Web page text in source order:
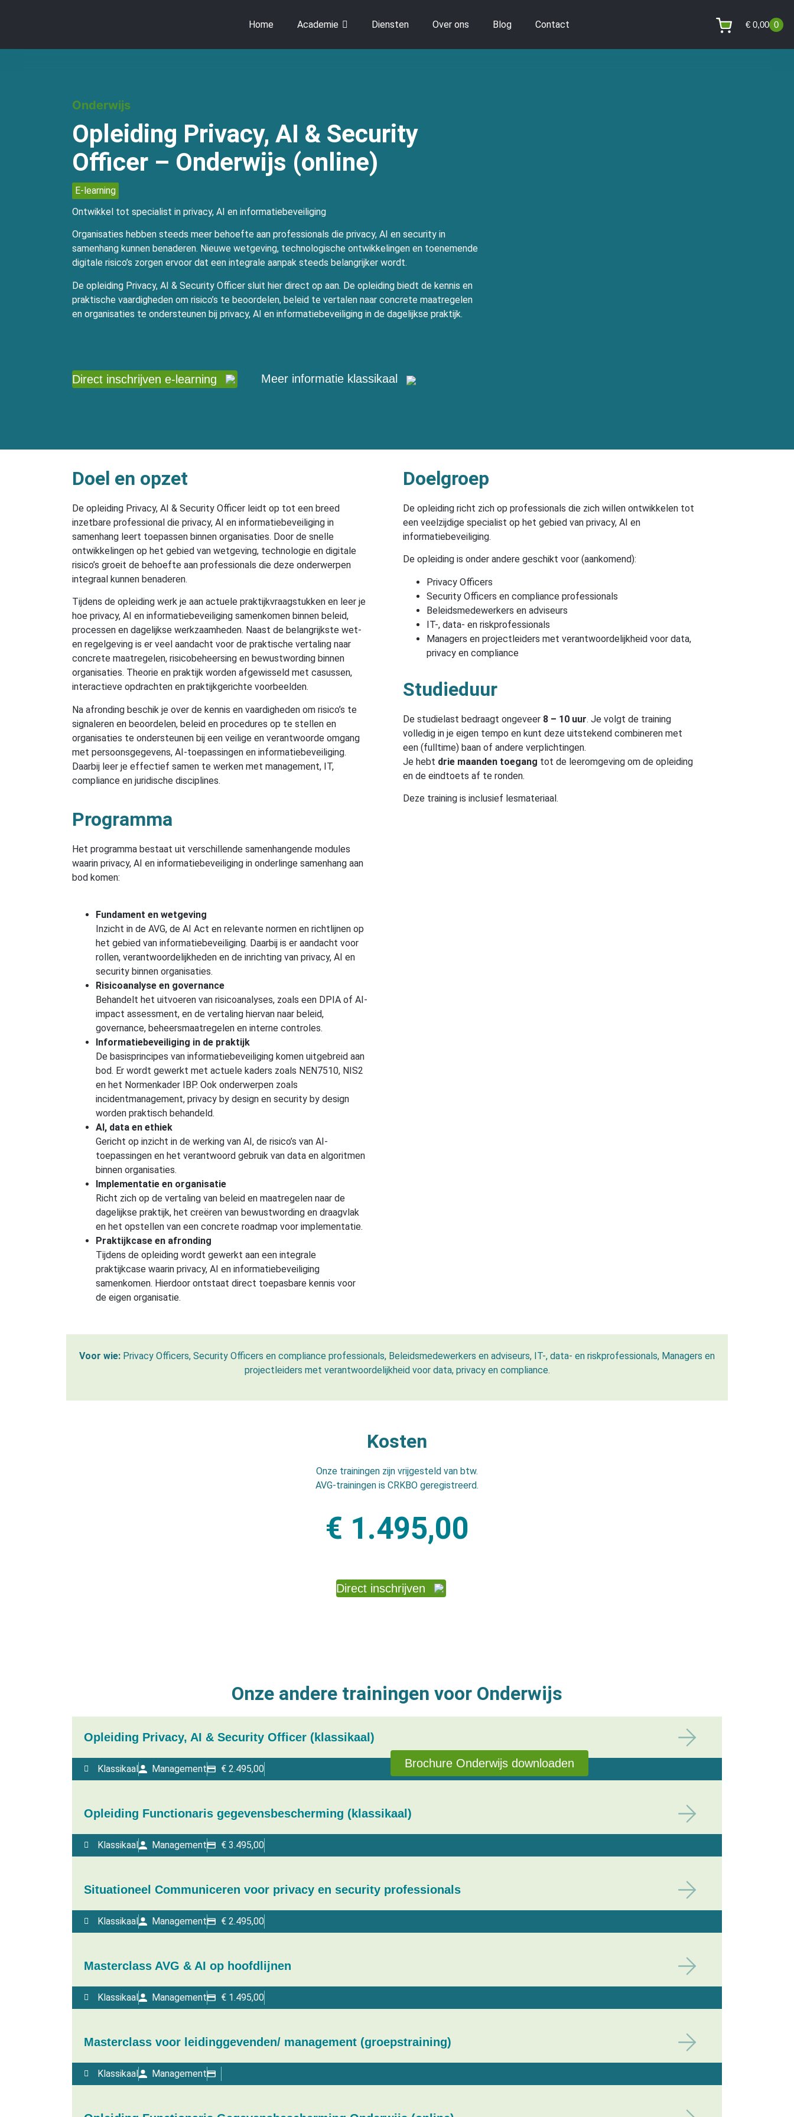
Home Academie Diensten Over ons Blog Contact € 0,00 0
Onderwijs
Opleiding Privacy, AI & Security
Officer – Onderwijs (online)
E-learning
Ontwikkel tot specialist in privacy, AI en informatiebeveiliging
Organisaties hebben steeds meer behoefte aan professionals die privacy, AI en security in
samenhang kunnen benaderen. Nieuwe wetgeving, technologische ontwikkelingen en toenemende
digitale risico’s zorgen ervoor dat een integrale aanpak steeds belangrijker wordt.
De opleiding Privacy, AI & Security Officer sluit hier direct op aan. De opleiding biedt de kennis en
praktische vaardigheden om risico’s te beoordelen, beleid te vertalen naar concrete maatregelen
en organisaties te ondersteunen bij privacy, AI en informatiebeveiliging in de dagelijkse praktijk.
Direct inschrijven e-learning Meer informatie klassikaal
Doel en opzet
De opleiding Privacy, AI & Security Officer leidt op tot een breed
inzetbare professional die privacy, AI en informatiebeveiliging in
samenhang leert toepassen binnen organisaties. Door de snelle
ontwikkelingen op het gebied van wetgeving, technologie en digitale
risico’s groeit de behoefte aan professionals die deze onderwerpen
integraal kunnen benaderen.
Tijdens de opleiding werk je aan actuele praktijkvraagstukken en leer je
hoe privacy, AI en informatiebeveiliging samenkomen binnen beleid,
processen en dagelijkse werkzaamheden. Naast de belangrijkste wet-
en regelgeving is er veel aandacht voor de praktische vertaling naar
concrete maatregelen, risicobeheersing en bewustwording binnen
organisaties. Theorie en praktijk worden afgewisseld met casussen,
interactieve opdrachten en praktijkgerichte voorbeelden.
Na afronding beschik je over de kennis en vaardigheden om risico’s te
signaleren en beoordelen, beleid en procedures op te stellen en
organisaties te ondersteunen bij een veilige en verantwoorde omgang
met persoonsgegevens, AI-toepassingen en informatiebeveiliging.
Daarbij leer je effectief samen te werken met management, IT,
compliance en juridische disciplines.
Programma
Het programma bestaat uit verschillende samenhangende modules
waarin privacy, AI en informatiebeveiliging in onderlinge samenhang aan
bod komen:
Fundament en wetgeving
Inzicht in de AVG, de AI Act en relevante normen en richtlijnen op
het gebied van informatiebeveiliging. Daarbij is er aandacht voor
rollen, verantwoordelijkheden en de inrichting van privacy, AI en
security binnen organisaties.
Risicoanalyse en governance
Behandelt het uitvoeren van risicoanalyses, zoals een DPIA of AI-
impact assessment, en de vertaling hiervan naar beleid,
governance, beheersmaatregelen en interne controles.
Informatiebeveiliging in de praktijk
De basisprincipes van informatiebeveiliging komen uitgebreid aan
bod. Er wordt gewerkt met actuele kaders zoals NEN7510, NIS2
en het Normenkader IBP. Ook onderwerpen zoals
incidentmanagement, privacy by design en security by design
worden praktisch behandeld.
AI, data en ethiek
Gericht op inzicht in de werking van AI, de risico’s van AI-
toepassingen en het verantwoord gebruik van data en algoritmen
binnen organisaties.
Implementatie en organisatie
Richt zich op de vertaling van beleid en maatregelen naar de
dagelijkse praktijk, het creëren van bewustwording en draagvlak
en het opstellen van een concrete roadmap voor implementatie.
Praktijkcase en afronding
Tijdens de opleiding wordt gewerkt aan een integrale
praktijkcase waarin privacy, AI en informatiebeveiliging
samenkomen. Hierdoor ontstaat direct toepasbare kennis voor
de eigen organisatie.
Doelgroep
De opleiding richt zich op professionals die zich willen ontwikkelen tot
een veelzijdige specialist op het gebied van privacy, AI en
informatiebeveiliging.
De opleiding is onder andere geschikt voor (aankomend):
Privacy Officers
Security Officers en compliance professionals
Beleidsmedewerkers en adviseurs
IT-, data- en riskprofessionals
Managers en projectleiders met verantwoordelijkheid voor data,
privacy en compliance
Studieduur
De studielast bedraagt ongeveer 8 – 10 uur. Je volgt de training
volledig in je eigen tempo en kunt deze uitstekend combineren met
een (fulltime) baan of andere verplichtingen.
Je hebt drie maanden toegang tot de leeromgeving om de opleiding
en de eindtoets af te ronden.
Deze training is inclusief lesmateriaal.
Voor wie: Privacy Officers, Security Officers en compliance professionals, Beleidsmedewerkers en adviseurs, IT-, data- en riskprofessionals, Managers en
projectleiders met verantwoordelijkheid voor data, privacy en compliance.
Kosten
Onze trainingen zijn vrijgesteld van btw.
AVG-trainingen is CRKBO geregistreerd.
€ 1.495,00
Direct inschrijven
Brochure Onderwijs downloaden
Onze andere trainingen voor Onderwijs
Opleiding Privacy, AI & Security Officer (klassikaal)
Klassikaal Management €2.495,00
Opleiding Functionaris gegevensbescherming (klassikaal)
Klassikaal Management €3.495,00
Situationeel Communiceren voor privacy en security professionals
Klassikaal Management €2.495,00
Masterclass AVG & AI op hoofdlijnen
Klassikaal Management €1.495,00
Masterclass voor leidinggevenden/ management (groepstraining)
Klassikaal Management